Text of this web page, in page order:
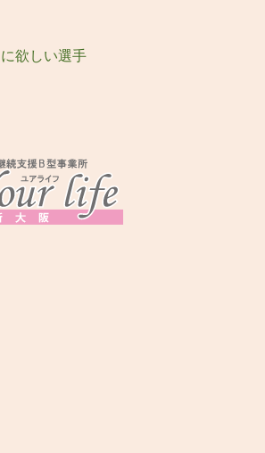
欲しい選手